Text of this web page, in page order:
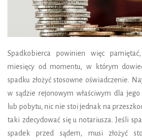
Spadkobierca powinien więc
miesięcy od momentu, w którym
spadku złożyć stosowne oświadczenie.
w sądzie rejonowym właściwym dla
lub pobytu, nic nie stoi jednak na
taki zdecydować się u notariusza. Jeśli
spadek przed sądem, musi złożyć